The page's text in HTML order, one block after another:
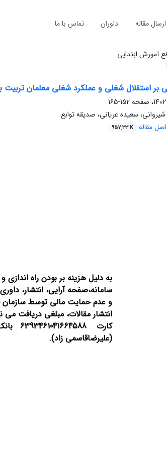
ارسال مقاله داوران تماس با ما
آموزش ابتدایی
بر استقلال شغلی و عملکرد شغلی معلمان تربیت
152-165
سعیده عریانی، صدیقه توابع
اصل مقاله 957.33 K
به دلیل هزینه بر بودن راه اندازی
سامانه،صفحه آرایی، انتشار،
و عدم حمایت مالی توسط
انتشار مقالات، مبلغی دریافت می
کارت
(علیرضاقاسمی زاد).